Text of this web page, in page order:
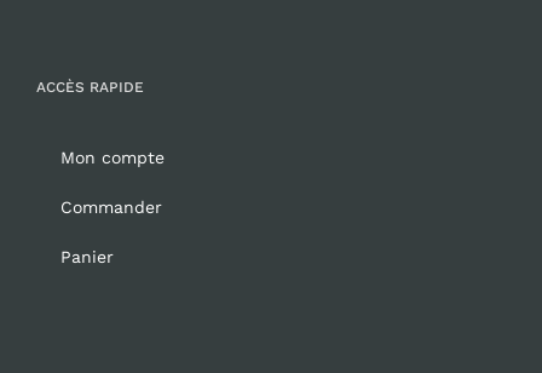
ACCÈS RAPIDE
Mon compte
Commander
Panier